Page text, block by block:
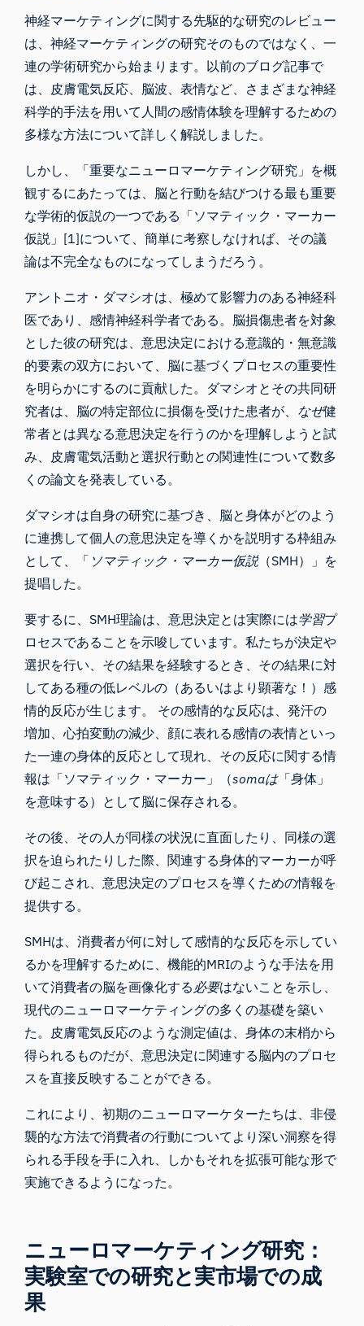
神経マーケティングに関する先駆的な研究のレビュー
は、神経マーケティングの研究そのものではなく、一
連の学術研究から始まります。以前のブログ記事で
は、 皮膚電気反応 、脳波、表情など、さまざまな神経
科学的手法を用いて人間の感情体験を理解するための
多様な方法について詳しく解説しました。
しかし、「重要なニューロマーケティング研究」を概
観するにあたっては、脳と行動を結びつける最も重要
な学術的仮説の一つである「ソマティック・マーカー
仮説 」[1]について、簡単に考察しなければ、その議
論は不完全なものになってしまうだろう。
アントニオ・ダマシオは、極めて影響力のある神経科
医であり、感情神経科学者である。脳損傷患者を対象
とした彼の研究は、意思決定における意識的・無意識
的要素の双方において、脳に基づくプロセスの重要性
を明らかにするのに貢献した。ダマシオとその共同研
究者は、脳の特定部位に損傷を受けた患者が、 なぜ健
常者とは異なる意思決定を行うのかを理解しようと試
み、皮膚電気活動と選択行動との関連性について数多
くの論文を発表している。
ダマシオは自身の研究に基づき、脳と身体がどのよう
に連携して個人の意思決定を導くかを説明する枠組み
として、「 ソマティック・マーカー仮説（SMH）」を
提唱した。
要するに、SMH理論は、意思決定とは実際には学習プ
ロセスであることを示唆しています。私たちが決定や
選択を行い、その結果を経験するとき、その結果に対
してある種の低レベルの（あるいはより顕著な！）感
情的反応が生じます。 その感情的な反応は、発汗の
増加、心拍変動の減少、顔に表れる感情の表情といっ
た一連の身体的反応として現れ、その反応に関する情
報は「ソマティック・マーカー」（somaは「身体」
を意味する）として脳に保存される。
その後、その人が同様の状況に直面したり、同様の選
択を迫られたりした際、関連する身体的マーカーが呼
び起こされ、意思決定のプロセスを導くための情報を
提供する。
SMHは、消費者が何に対して感情的な反応を示してい
るかを理解するために、機能的MRIのような手法を用
いて消費者の脳を画像化する 必要はないことを示し、
現代のニューロマーケティングの多くの基礎を築い
た。皮膚電気反応のような測定値は、身体の末梢から
得られるものだが、意思決定に関連する脳内のプロセ
スを直接反映することができる。
これにより、初期のニューロマーケターたちは、非侵
襲的な方法で消費者の行動についてより深い洞察を得
られる手段を手に入れ、しかもそれを拡張可能な形で
実施できるようになった。
ニューロマーケティング研究：
実験室での研究と実市場での成
果